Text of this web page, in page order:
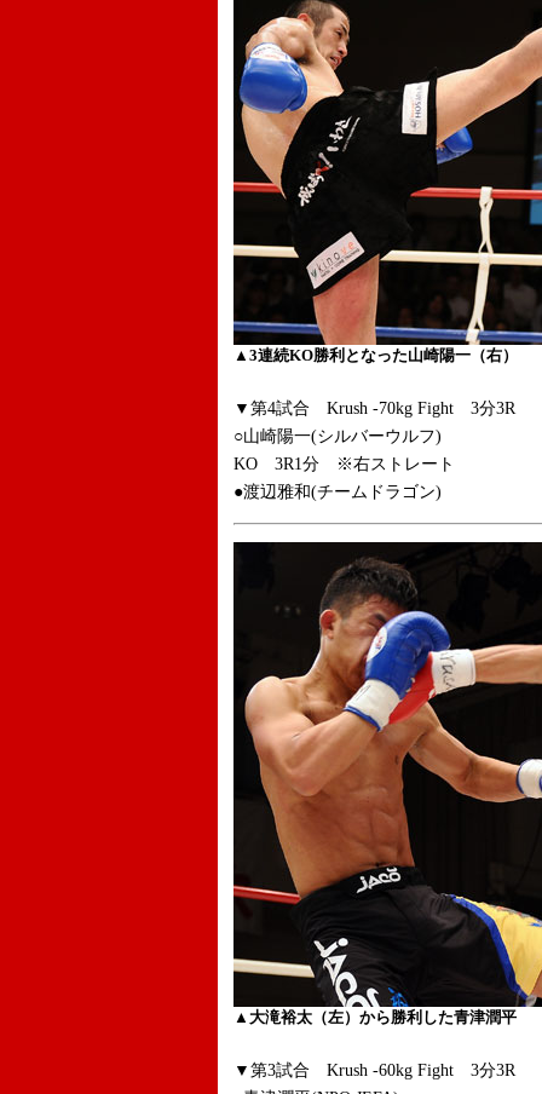
▲3連続KO勝利となった山崎陽一（右）
▼第4試合 Krush -70kg Fight 3分3R
○山崎陽一(シルバーウルフ)
KO 3R1分 ※右ストレート
●渡辺雅和(チームドラゴン)
▲大滝裕太（左）から勝利した青津潤平
▼第3試合 Krush -60kg Fight 3分3R